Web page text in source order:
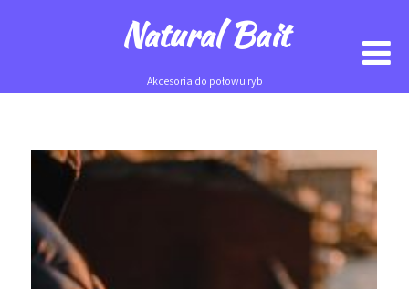
Natural Bait
Akcesoria do połowu ryb